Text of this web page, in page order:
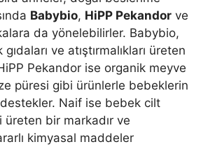
Babybio, HiPP Pekandor ve
da yönelebilirler. Babybio,
ve atıştırmalıkları üreten
Pekandor ise organik meyve
püresi gibi ürünlerle bebeklerin
Naif ise bebek cilt
üreten bir markadır ve
kimyasal maddeler